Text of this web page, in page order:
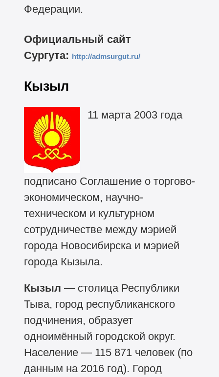
Федерации.
Официальный сайт
Сургута: http://admsurgut.ru/
Кызыл
11 марта 2003 года
подписано Соглашение о торгово-
экономическом, научно-
техническом и культурном
сотрудничестве между мэрией
города Новосибирска и мэрией
города Кызыла.
Кызыл — столица Республики
Тыва, город республиканского
подчинения, образует
одноимённый городской округ.
Население — 115 871 человек (по
данным на 2016 год). Город